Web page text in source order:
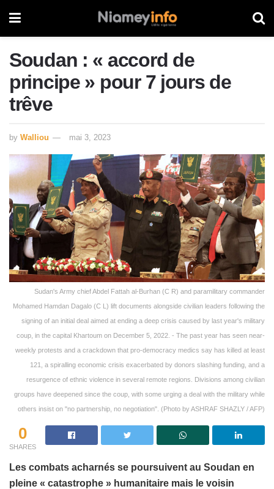
Soudan : « accord de
principe » pour 7 jours de
trêve
by Walliou mai 3, 2023
Sudan's Army chief Abdel Fattah al-Burhan (C R) and paramilitary commander
Mohamed Hamdan Dagalo (C L) lift documents alongside civilian leaders following the
signing of an initial deal aimed at ending a deep crisis caused by last year's military
coup, in the capital Khartoum on December 5, 2022. - The past year has seen near-
weekly protests and a crackdown that pro-democracy medics say has killed at least
121, a spiralling economic crisis exacerbated by donors slashing funding, and a
resurgence of ethnic violence in several remote regions. Divisions among civilian
groups have deepened since the coup, with some urging a deal with the military while
others insist on "no partnership, no negotiation". (Photo by ASHRAF SHAZLY / AFP)
0
SHARES
Les combats acharnés se poursuivent au Soudan en
pleine « catastrophe » humanitaire mais le voisin